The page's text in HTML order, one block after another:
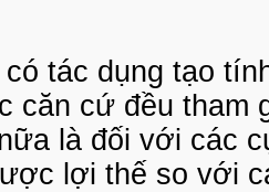
tác dụng tạo
căn cứ đều tham
là đối với các
lợi thế so với